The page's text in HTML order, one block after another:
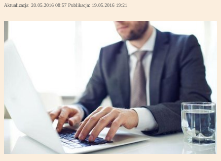
Aktualizacja: 20.05.2016 08:57 Publikacja: 19.05.2016 19:21